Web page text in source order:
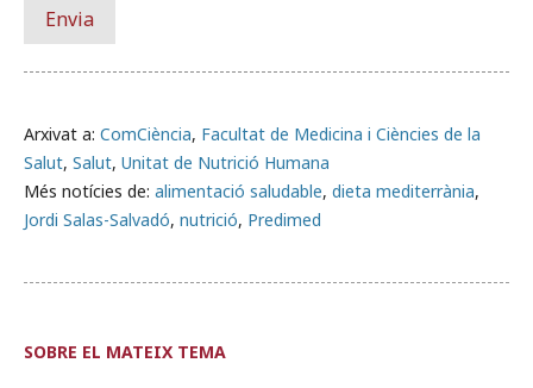
Arxivat a: ComCiència, Facultat de Medicina i Ciències de la
Salut, Salut, Unitat de Nutrició Humana
Més notícies de: alimentació saludable, dieta mediterrània,
Jordi Salas-Salvadó, nutrició, Predimed
SOBRE EL MATEIX TEMA